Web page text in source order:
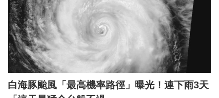
白海豚颱風「最高機率路徑」曝光！連下雨3天